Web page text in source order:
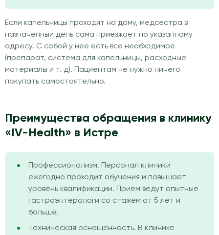
Если капельницы проходят на дому, медсестра в
назначенный день сама приезжает по указанному
адресу. С собой у нее есть все необходимое
(препарат, система для капельницы, расходные
материалы и т. д). Пациентам не нужно ничего
покупать самостоятельно.
Преимущества обращения в клинику
«IV-Health» в Истре
Профессионализм. Персонал клиники
ежегодно проходит обучения и повышает
уровень квалификации. Прием ведут опытные
гастроэнтерологи со стажем от 5 лет и
больше.
Техническая оснащенность. В клинике